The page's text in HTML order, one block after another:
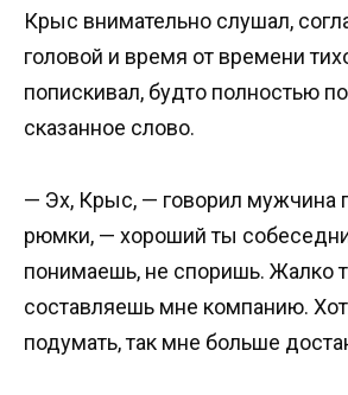
Крыс внимательно слушал,
головой и время от времени
попискивал, будто полностью
сказанное слово.
— Эх, Крыс, — говорил мужчина
рюмки, — хороший ты
понимаешь, не споришь. Жалко
составляешь мне компанию.
подумать, так мне больше